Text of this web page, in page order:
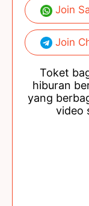
Join
Join
Toket
hiburan
yang
video